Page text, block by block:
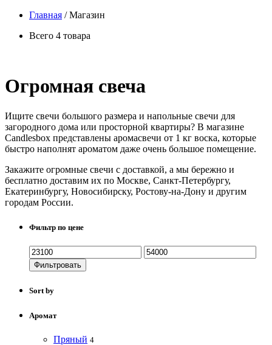
Главная /Магазин
Всего 4 товара
Огромная свеча
Ищите свечи большого размера и напольные свечи для
загородного дома или просторной квартиры? В магазине
Candlesbox представлены аромасвечи от 1 кг воска, которые
быстро наполнят ароматом даже очень большое помещение.
Закажите огромные свечи с доставкой, а мы бережно и
бесплатно доставим их по Москве, Санкт-Петербургу,
Екатеринбургу, Новосибирску, Ростову-на-Дону и другим
городам России.
Фильтр по цене
Фильтровать
Sort by
Аромат
Пряный 4